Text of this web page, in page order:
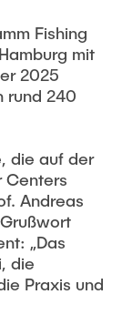
Fishing
mit
2025
rund 240
die auf der
Centers
Andreas
„Das
die
Praxis und